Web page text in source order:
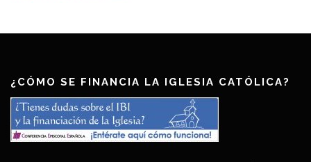
¿CÓMO SE FINANCIA LA IGLESIA CATÓLICA?